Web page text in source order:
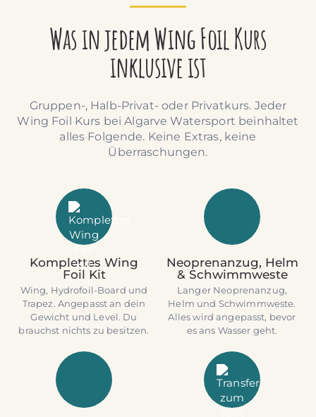
Was in jedem Wing Foil Kurs
inklusive ist
Gruppen-, Halb-Privat- oder Privatkurs. Jeder
Wing Foil Kurs bei Algarve Watersport beinhaltet
alles Folgende. Keine Extras, keine
Überraschungen.
Komplettes Wing
Foil Kit
Wing, Hydrofoil-Board und
Trapez. Angepasst an dein
Gewicht und Level. Du
brauchst nichts zu besitzen.
Neoprenanzug, Helm
& Schwimmweste
Langer Neoprenanzug,
Helm und Schwimmweste.
Alles wird angepasst, bevor
es ans Wasser geht.